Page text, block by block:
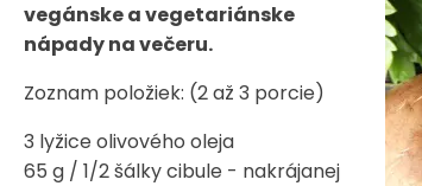
vegánske a vegetariánske
nápady na večeru.
Zoznam položiek: (2 až 3 porcie)
3 lyžice olivového oleja
65 g / 1/2 šálky cibule - nakrájanej